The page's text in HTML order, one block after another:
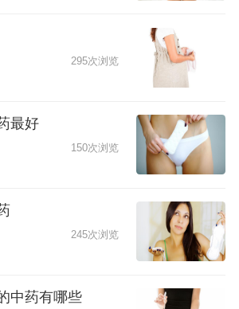
295次浏览
最好
150次浏览
245次浏览
中药有哪些